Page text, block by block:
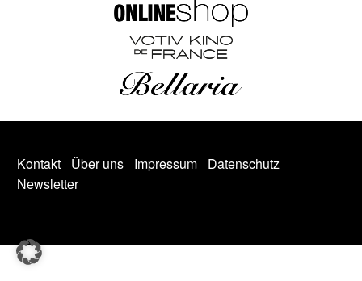
Kontakt Über uns Impressum
Datenschutz
Newsletter